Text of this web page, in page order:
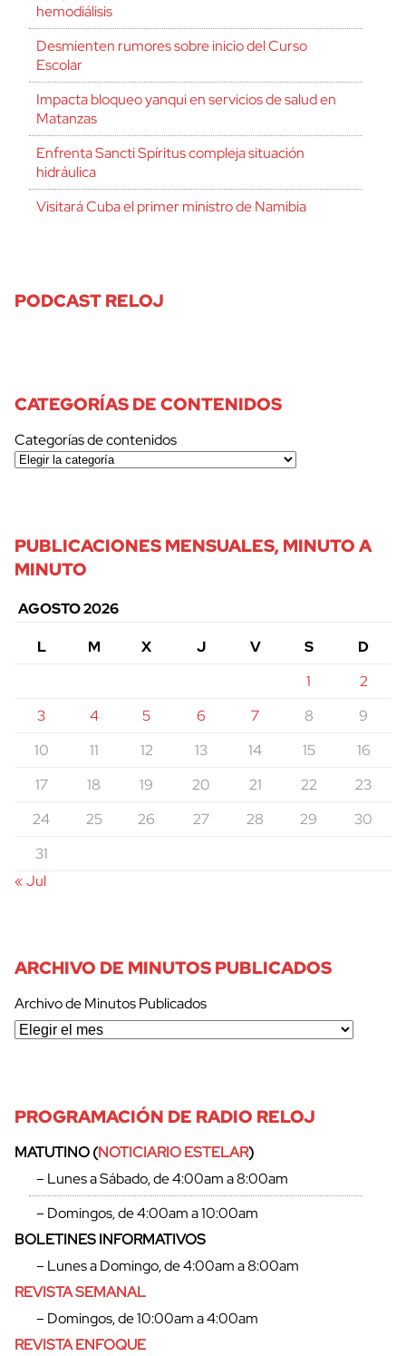
hemodiálisis
Desmienten rumores sobre inicio del Curso
Escolar
Impacta bloqueo yanqui en servicios de salud en
Matanzas
Enfrenta Sancti Spíritus compleja situación
hidráulica
Visitará Cuba el primer ministro de Namibia
PODCAST RELOJ
CATEGORÍAS DE CONTENIDOS
Categorías de contenidos
PUBLICACIONES MENSUALES, MINUTO A
MINUTO
AGOSTO 2026
L
M X J V S
D
1
2
3
4 5 6 7 8
9
10
11 12 13 14 15
16
17
18 19 20 21 22
23
24
25 26 27 28 29
30
31
« Jul
ARCHIVO DE MINUTOS PUBLICADOS
Archivo de Minutos Publicados
PROGRAMACIÓN DE RADIO RELOJ
MATUTINO (NOTICIARIO ESTELAR)
– Lunes a Sábado, de 4:00am a 8:00am
– Domingos, de 4:00am a 10:00am
BOLETINES INFORMATIVOS
– Lunes a Domingo, de 4:00am a 8:00am
REVISTA SEMANAL
– Domingos, de 10:00am a 4:00am
REVISTA ENFOQUE